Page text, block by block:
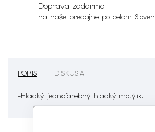
Doprava zadarmo
na naše predajne po celom
POPIS DISKUSIA
-Hladký jednofarebný hladký motýlik.